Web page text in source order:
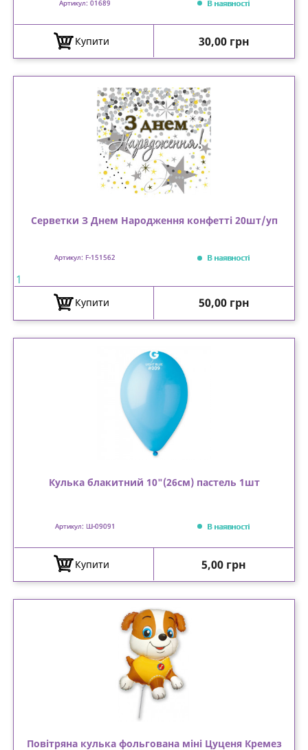
Артикул: 01689 В наявності
Купити Ціна
30,00 грн
Серветки З Днем Народження конфетті 20шт/уп
Артикул: F-151562 В наявності
1
Купити Ціна
50,00 грн
Кулька блакитний 10"(26см) пастель 1шт
Артикул: Ш-09091 В наявності
Купити Ціна
5,00 грн
Повітряна кулька фольгована міні Цуценя Кремез